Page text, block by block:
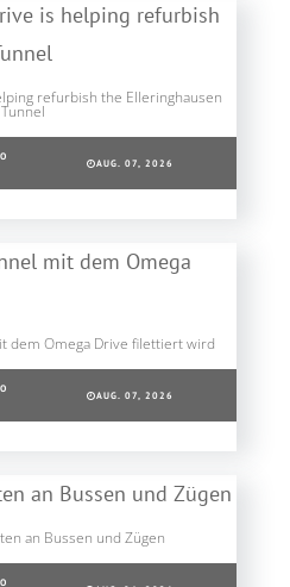
refurbish the Elleringhausen
Tunnel
AUG. 07, 2026
dem Omega Drive filettiert wird
AUG. 07, 2026
an Bussen und Zügen